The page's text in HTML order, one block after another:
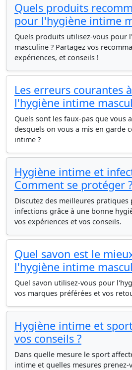
Quels produits
pour l'hygiène intime
Quels produits utilisez-vous pour
masculine ? Partagez vos
expériences, et conseils !
Les erreurs courantes
l'hygiène intime
Quels sont les faux-pas que vous
desquels on vous a mis en garde
intime ?
Hygiène intime et
Comment se protéger ?
Discutez des meilleures
infections grâce à une bonne
vos expériences et vos conseils.
Quel savon est le
l'hygiène intime
Quel savon utilisez-vous pour
vos marques préférées et vos
Hygiène intime et
vos conseils ?
Dans quelle mesure le sport
intime et quelles mesures